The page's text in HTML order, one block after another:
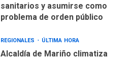
sanitarios y asumirse como
problema de orden público
REGIONALES ÚLTIMA HORA
Alcaldía de Mariño climatiza